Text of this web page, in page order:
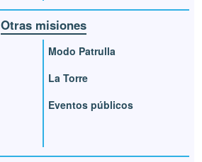
Otras misiones
Modo Patrulla
La Torre
Eventos públicos